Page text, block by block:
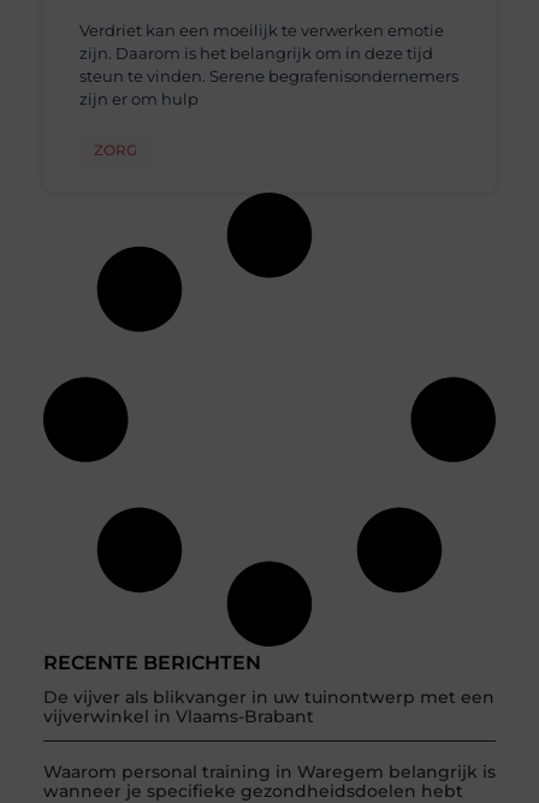
RECENTE BERICHTEN
De vijver als blikvanger in uw tuinontwerp met een
vijverwinkel in Vlaams-Brabant
Waarom personal training in Waregem belangrijk is
wanneer je specifieke gezondheidsdoelen hebt
Verdriet kan een moeilijk te verwerken emotie
zijn. Daarom is het belangrijk om in deze tijd
steun te vinden. Serene begrafenisondernemers
zijn er om hulp
ZORG